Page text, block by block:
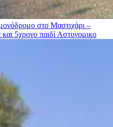
στο Μαστιχάρι –
5χρονο παιδί Αστυνομικο